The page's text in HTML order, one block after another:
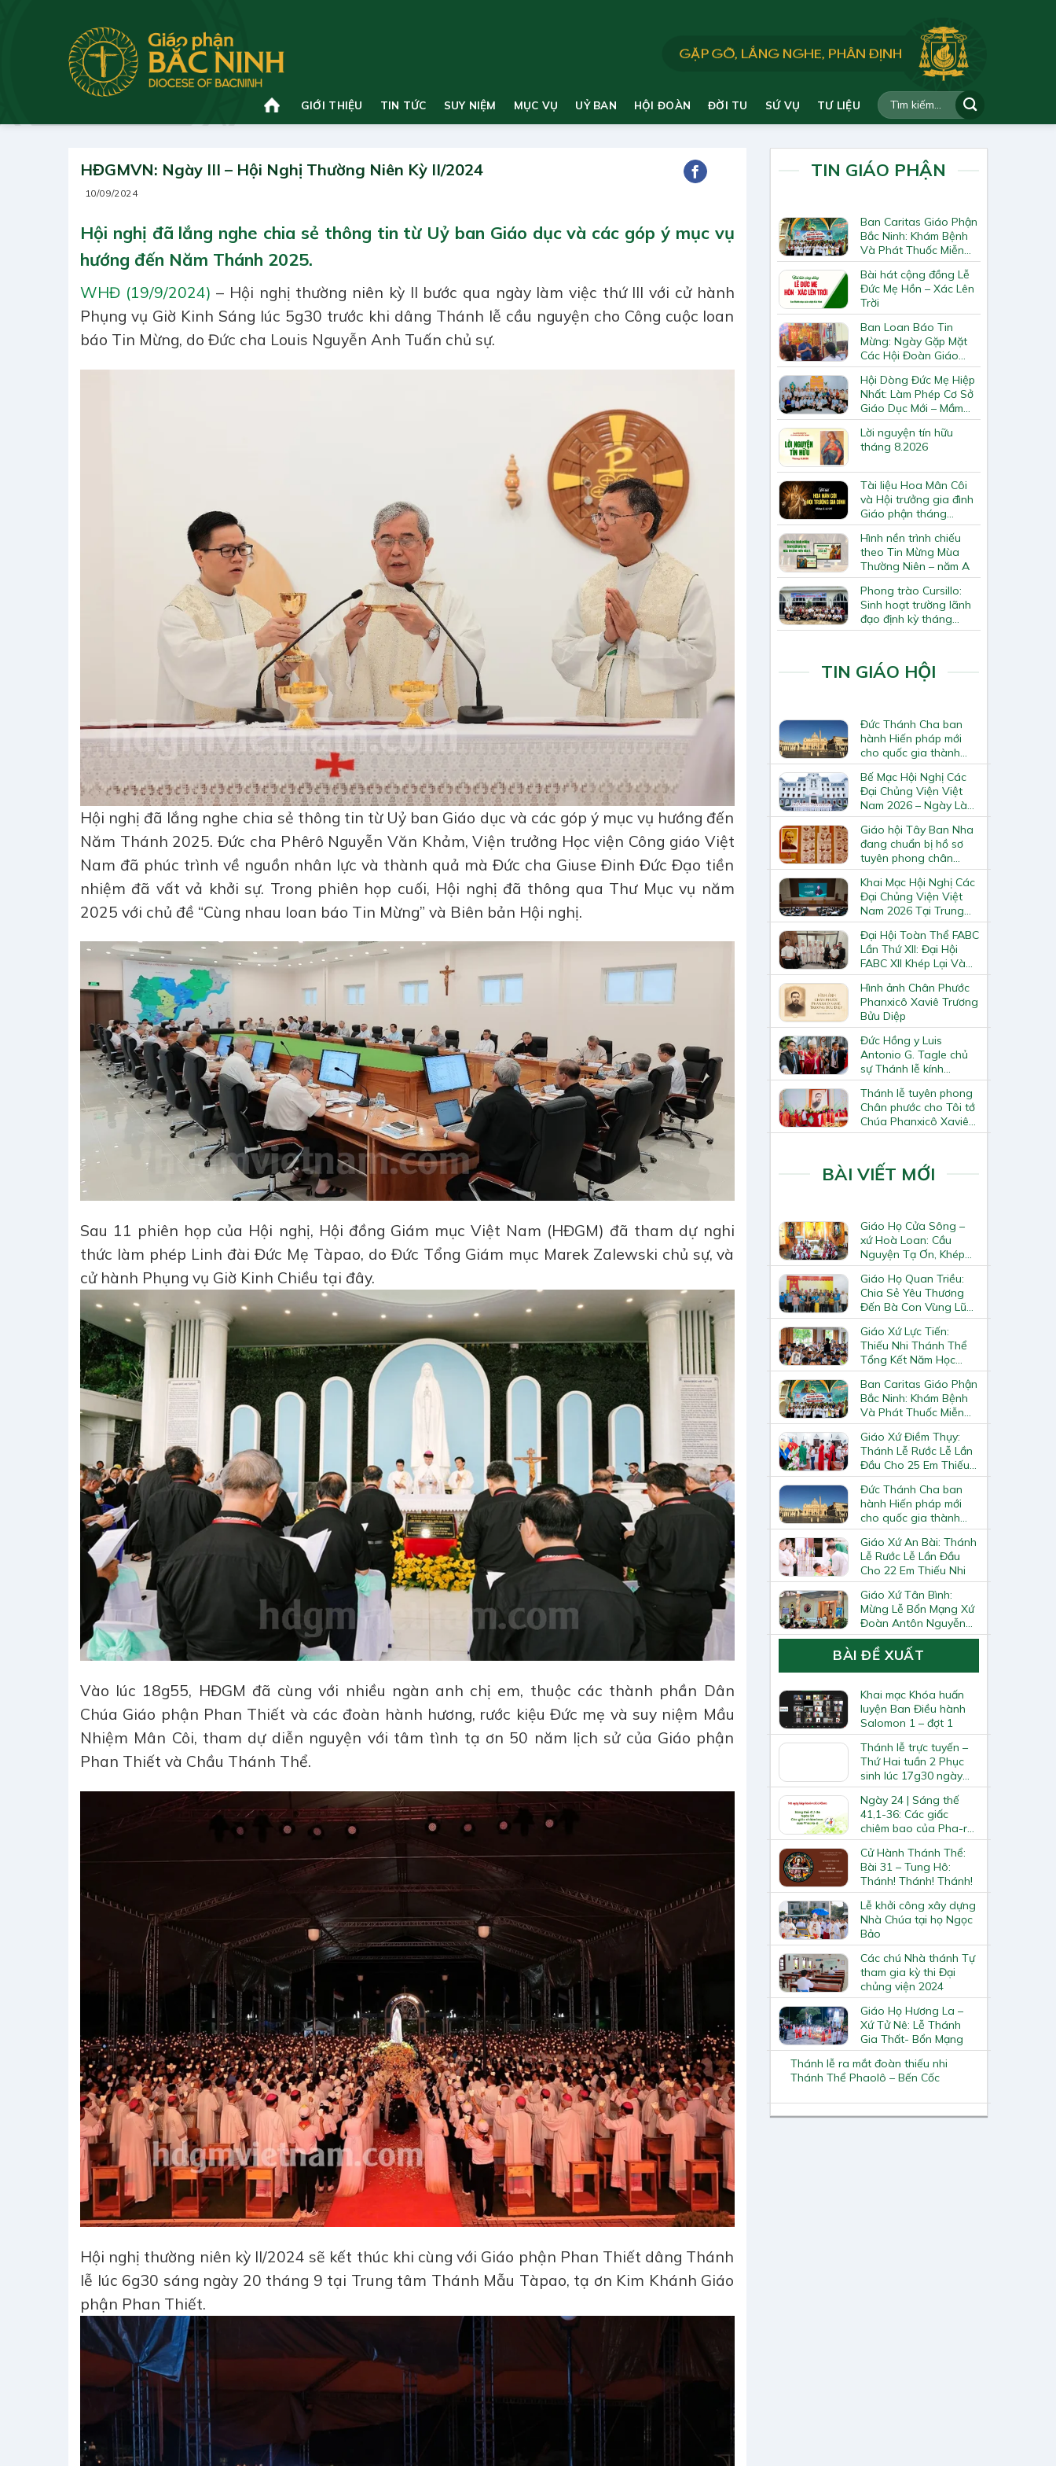
GIỚI THIỆU TIN TỨC SUY NIỆM MỤC VỤ UỶ BAN HỘI ĐOÀN ĐỜI TU SỨ VỤ TƯ LIỆU
HĐGMVN: Ngày III – Hội Nghị Thường Niên Kỳ II/2024
10/09/2024
Hội nghị đã lắng nghe chia sẻ thông tin từ Uỷ ban Giáo dục và các góp ý mục vụ
hướng đến Năm Thánh 2025.
WHĐ (19/9/2024) – Hội nghị thường niên kỳ II bước qua ngày làm việc thứ III với cử hành
Phụng vụ Giờ Kinh Sáng lúc 5g30 trước khi dâng Thánh lễ cầu nguyện cho Công cuộc loan
báo Tin Mừng, do Đức cha Louis Nguyễn Anh Tuấn chủ sự.
Hội nghị đã lắng nghe chia sẻ thông tin từ Uỷ ban Giáo dục và các góp ý mục vụ hướng đến
Năm Thánh 2025. Đức cha Phêrô Nguyễn Văn Khảm, Viện trưởng Học viện Công giáo Việt
Nam đã phúc trình về nguồn nhân lực và thành quả mà Đức cha Giuse Đinh Đức Đạo tiền
nhiệm đã vất vả khởi sự. Trong phiên họp cuối, Hội nghị đã thông qua Thư Mục vụ năm
2025 với chủ đề “Cùng nhau loan báo Tin Mừng” và Biên bản Hội nghị.
Sau 11 phiên họp của Hội nghị, Hội đồng Giám mục Việt Nam (HĐGM) đã tham dự nghi
thức làm phép Linh đài Đức Mẹ Tàpao, do Đức Tổng Giám mục Marek Zalewski chủ sự, và
cử hành Phụng vụ Giờ Kinh Chiều tại đây.
Vào lúc 18g55, HĐGM đã cùng với nhiều ngàn anh chị em, thuộc các thành phần Dân
Chúa Giáo phận Phan Thiết và các đoàn hành hương, rước kiệu Đức mẹ và suy niệm Mầu
Nhiệm Mân Côi, tham dự diễn nguyện với tâm tình tạ ơn 50 năm lịch sử của Giáo phận
Phan Thiết và Chầu Thánh Thể.
Hội nghị thường niên kỳ II/2024 sẽ kết thúc khi cùng với Giáo phận Phan Thiết dâng Thánh
lễ lúc 6g30 sáng ngày 20 tháng 9 tại Trung tâm Thánh Mẫu Tàpao, tạ ơn Kim Khánh Giáo
phận Phan Thiết.
TIN GIÁO PHẬN
Ban Caritas Giáo Phận
Bắc Ninh: Khám Bệnh
Và Phát Thuốc Miễn
Phí Tại Giáo Xứ Đồng
Chương
Bài hát cộng đồng Lễ
Đức Mẹ Hồn – Xác Lên
Trời
Ban Loan Báo Tin
Mừng: Ngày Gặp Mặt
Các Hội Đoàn Giáo
Hạt Bắc Giang
Hội Dòng Đức Mẹ Hiệp
Nhất: Làm Phép Cơ Sở
Giáo Dục Mới – Mầm
Non Thiên Ân
Lời nguyện tín hữu
tháng 8.2026
Tài liệu Hoa Mân Côi
và Hội trưởng gia đình
Giáo phận tháng
8.2026
Hình nền trình chiếu
theo Tin Mừng Mùa
Thường Niên – năm A
Phong trào Cursillo:
Sinh hoạt trường lãnh
đạo định kỳ tháng
7/2026
TIN GIÁO HỘI
Đức Thánh Cha ban
hành Hiến pháp mới
cho quốc gia thành
Vatican
Bế Mạc Hội Nghị Các
Đại Chủng Viện Việt
Nam 2026 – Ngày Làm
Việc Cuối Cùng
Giáo hội Tây Ban Nha
đang chuẩn bị hồ sơ
tuyên phong chân
phước và phong thánh
cho 3.344 vị
Khai Mạc Hội Nghị Các
Đại Chủng Viện Việt
Nam 2026 Tại Trung
Tâm Mục Vụ Giáo
Phận Vinh
Đại Hội Toàn Thể FABC
Lần Thứ XII: Đại Hội
FABC XII Khép Lại Và
Mở Ra Một Hành Trình
Mới Cho Giáo Hội Tại
Châu Á
Hình ảnh Chân Phước
Phanxicô Xaviê Trương
Bửu Diệp
Đức Hồng y Luis
Antonio G. Tagle chủ
sự Thánh lễ kính
Thánh Tô-ma Tông đồ
tại Nhà thờ Chính tòa
Hà Nội
Thánh lễ tuyên phong
Chân phước cho Tôi tớ
Chúa Phanxicô Xaviê
Trương Bửu Diệp
BÀI VIẾT MỚI
Giáo Họ Cửa Sông –
xứ Hoà Loan: Cầu
Nguyện Tạ Ơn, Khép
Lại Khóa Huấn Luyện
Giáo Lý Viên Cấp II
Giáo Họ Quan Triều:
Chia Sẻ Yêu Thương
Đến Bà Con Vùng Lũ
Lai Châu
Giáo Xứ Lực Tiến:
Thiếu Nhi Thánh Thể
Tổng Kết Năm Học
Giáo Lý
Ban Caritas Giáo Phận
Bắc Ninh: Khám Bệnh
Và Phát Thuốc Miễn
Phí Tại Giáo Xứ Đồng
Chương
Giáo Xứ Điềm Thụy:
Thánh Lễ Rước Lễ Lần
Đầu Cho 25 Em Thiếu
Nhi
Đức Thánh Cha ban
hành Hiến pháp mới
cho quốc gia thành
Vatican
Giáo Xứ An Bài: Thánh
Lễ Rước Lễ Lần Đầu
Cho 22 Em Thiếu Nhi
Giáo Xứ Tân Bình:
Mừng Lễ Bổn Mạng Xứ
Đoàn Antôn Nguyễn
Tiến Đích Và Bế Giảng
Năm Học Giáo Lý
BÀI ĐỀ XUẤT
Khai mạc Khóa huấn
luyện Ban Điều hành
Salomon 1 – đợt 1
Thánh lễ trực tuyến –
Thứ Hai tuần 2 Phục
sinh lúc 17g30 ngày
20.4.2020
Ngày 24 | Sáng thế
41,1-36: Các giấc
chiêm bao của Pha-ra-
ô
Cử Hành Thánh Thể:
Bài 31 – Tung Hô:
Thánh! Thánh! Thánh!
Lễ khởi công xây dựng
Nhà Chúa tại họ Ngọc
Bảo
Các chú Nhà thánh Tự
tham gia kỳ thi Đại
chủng viện 2024
Giáo Họ Hương La –
Xứ Tử Nê: Lễ Thánh
Thánh lễ ra mắt đoàn thiếu nhi
Thánh Thể Phaolô – Bến Cốc